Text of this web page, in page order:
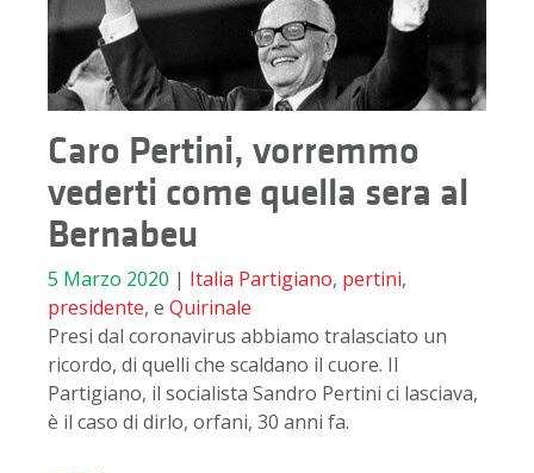
Caro Pertini, vorremmo
vederti come quella sera al
Bernabeu
5 Marzo 2020 | Italia Partigiano, pertini,
presidente, e Quirinale
Presi dal coronavirus abbiamo tralasciato un
ricordo, di quelli che scaldano il cuore. Il
Partigiano, il socialista Sandro Pertini ci lasciava,
è il caso di dirlo, orfani, 30 anni fa.